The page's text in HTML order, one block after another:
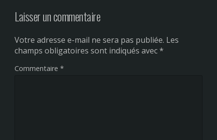
Laisser un commentaire
Votre adresse e-mail ne sera pas publiée. Les
champs obligatoires sont indiqués avec*
Commentaire *